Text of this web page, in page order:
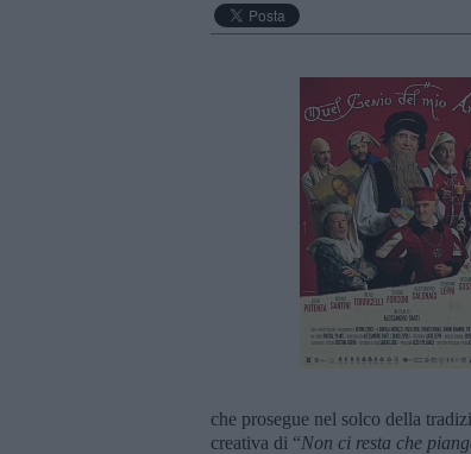
che prosegue nel solco della
creativa di “Non ci resta che